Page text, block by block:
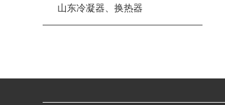
山东冷凝器、换热器